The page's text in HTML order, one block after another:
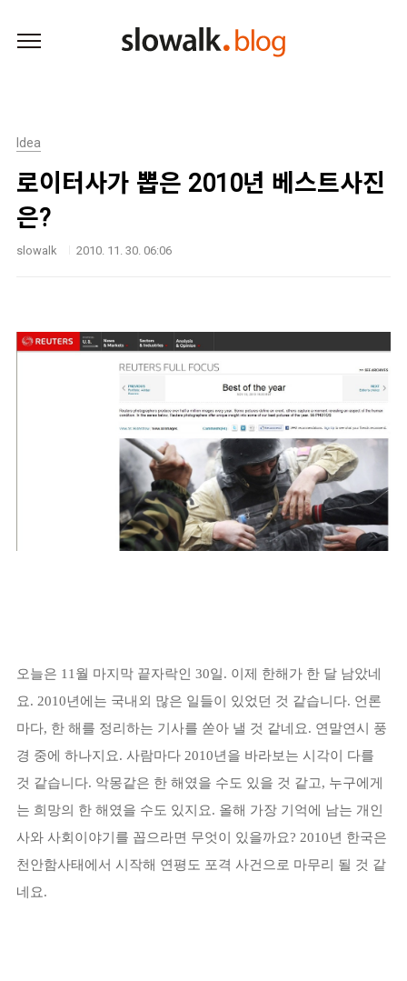
Idea
로이터사가 뽑은 2010년 베스트사진
은?
slowalk 2010. 11. 30. 06:06
오늘은 11월 마지막 끝자락인 30일. 이제 한해가 한 달 남았네
요. 2010년에는 국내외 많은 일들이 있었던 것 같습니다. 언론
마다, 한 해를 정리하는 기사를 쏟아 낼 것 같네요. 연말연시 풍
경 중에 하나지요. 사람마다 2010년을 바라보는 시각이 다를
것 같습니다. 악몽같은 한 해였을 수도 있을 것 같고, 누구에게
는 희망의 한 해였을 수도 있지요. 올해 가장 기억에 남는 개인
사와 사회이야기를 꼽으라면 무엇이 있을까요? 2010년 한국은
천안함사태에서 시작해 연평도 포격 사건으로 마무리 될 것 같
네요.